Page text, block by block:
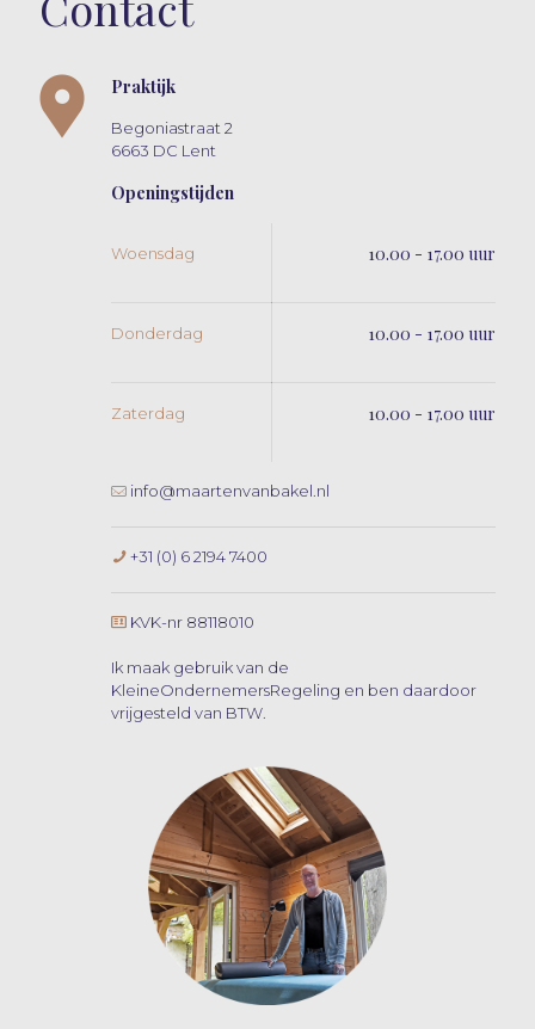
Praktijk
Begoniastraat 2
6663 DC Lent
Openingstijden
Woensdag 10.00 - 17.00 uur
Donderdag 10.00 - 17.00 uur
Zaterdag 10.00 - 17.00 uur
info@maartenvanbakel.nl
+31 (0) 6 2194 7400
KVK-nr 88118010
Ik maak gebruik van de
KleineOndernemersRegeling en ben daardoor
vrijgesteld van BTW.